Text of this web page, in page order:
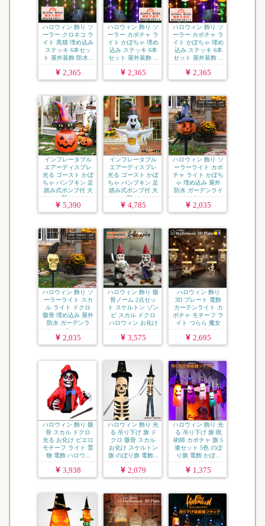
ハロウィン 飾り ソ
ーラー クロネコ ラ
イト 黒猫 埋め込み
ステッキ 6本セッ
ト 屋外装飾 防水...
2,365
ハロウィン 飾り ソ
ーラー カボチャ ラ
イト かぽちゃ 埋め
込み ステッキ 6本
セット 屋外装飾 ...
2,365
ハロウィン 飾り ソ
ーラー カボチャ ラ
イト かぽちゃ 埋め
込み ステッキ 6本
セット 屋外装飾 ...
2,365
インフレータブル
エアーディスプレ
光る ゴースト かぼ
ちゃ パンプキン 足
踏み式ポンプ付 大
型 ...
5,390
インフレータブル
エアーディスプレ
光る ゴースト かぼ
ちゃ パンプキン 足
踏み式ポンプ付 大
型 ...
4,785
ハロウィン 飾り ソ
ーラーライト カボ
チャ ライト かぽち
ゃ 埋め込み 屋外
防水 ガーデンライ
ト...
2,035
ハロウィン 飾り ソ
ーラーライト スカ
ル ライト ドクロ
骸骨 埋め込み 屋外
防水 ガーデンラ
イ...
2,035
ハロウィン 飾り 骸
骨ノーム 2点セッ
ト スケルトン ゾン
ビ スカル ドクロ
ハロウィン お化け
...
3,575
ハロウィン 飾り
3D プレート 電飾
カーテンライト カ
ボチャ モチーフ ラ
イト つらら 魔女
...
2,695
ハロウィン 飾り 骸
骨 スカル ドクロ
光る お化け ピエロ
モチーフ ライト 置
物 電飾 ハロウ...
3,938
ハロウィン 飾り 光
る 吊り下げ 旗 ド
クロ 骸骨 スカル
お化け スケルトン
旗 のぼり旗 電飾...
2,079
ハロウィン 飾り 光
る 吊り下げ 旗 呪
術師 カボチャ 旗 5
連セット 5色 のぼ
り旗 電飾 かぼ...
1,375